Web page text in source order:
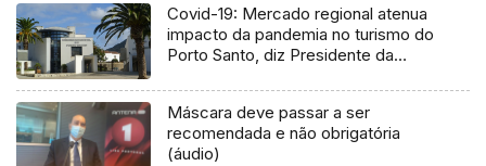
Covid-19: Mercado regional atenua
impacto da pandemia no turismo do
Porto Santo, diz Presidente da
Máscara deve passar a ser
recomendada e não obrigatória
(áudio)